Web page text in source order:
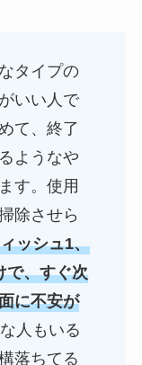
タイプの
いい人で
て、終了
ようなや
す。使用
除させら
ッシュ1、
で、すぐ次
に不安が
人もいる
落ちてる